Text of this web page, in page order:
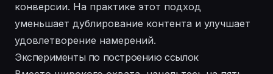
конверсии. На практике этот подход
уменьшает дублирование контента и улучшает
удовлетворение намерений.
Эксперименты по построению ссылок